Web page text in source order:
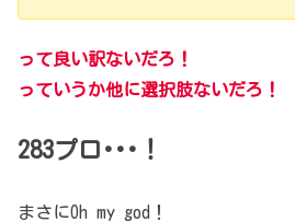
って良い訳ないだろ！
っていうか他に選択肢ないだろ！
283プロ･･･！
まさにOh my god！